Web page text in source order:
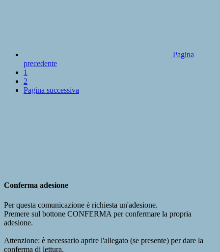
Pagina
precedente
1
2
Pagina successiva
Conferma adesione
Per questa comunicazione è richiesta un'adesione.
Premere sul bottone CONFERMA per confermare la propria
adesione.
Attenzione: è necessario aprire l'allegato (se presente) per dare la
conferma di lettura.